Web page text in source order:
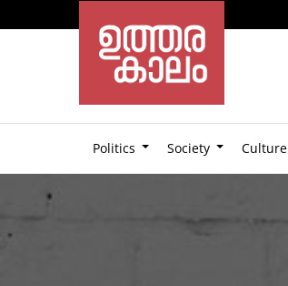
Politics Society Culture